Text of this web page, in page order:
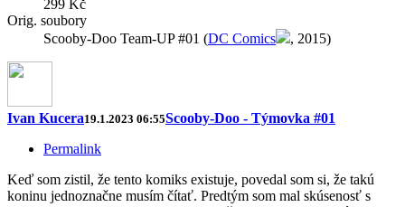
299 Kč
Orig. soubory
Scooby-Doo Team-UP #01 (DC Comics , 2015)
Ivan Kucera19.1.2023 06:55Scooby-Doo - Týmovka #01
Permalink
Keď som zistil, že tento komiks existuje, povedal som si, že takú
koninu jednoznačne musím čítať. Predtým som mal skúsenosť s